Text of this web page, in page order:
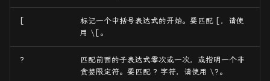
[ 标记一个中括号表达式的开始。要匹配 [，请使
用 \[。
?
匹配前面的子表达式零次或一次，或指明一个非
贪婪限定符。要匹配 ? 字符，请使用 \?。